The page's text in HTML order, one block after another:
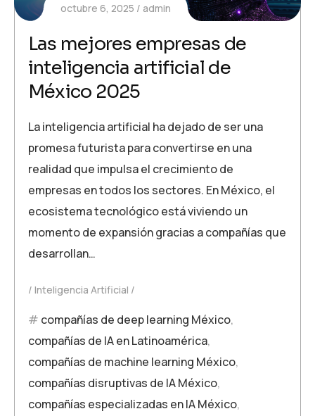
octubre 6, 2025 admin
Las mejores empresas de
inteligencia artificial de
México 2025
La inteligencia artificial ha dejado de ser una
promesa futurista para convertirse en una
realidad que impulsa el crecimiento de
empresas en todos los sectores. En México, el
ecosistema tecnológico está viviendo un
momento de expansión gracias a compañías que
desarrollan…
Inteligencia Artificial
compañías de deep learning México,
compañías de IA en Latinoamérica,
compañías de machine learning México,
compañías disruptivas de IA México,
compañías especializadas en IA México,